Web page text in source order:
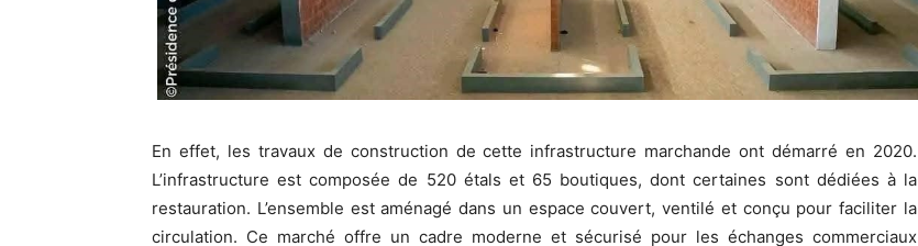
En effet, les travaux de construction de cette infrastructure marchande ont démarré en 2020.
L’infrastructure est composée de 520 étals et 65 boutiques, dont certaines sont dédiées à la
restauration. L’ensemble est aménagé dans un espace couvert, ventilé et conçu pour faciliter la
circulation. Ce marché offre un cadre moderne et sécurisé pour les échanges commerciaux